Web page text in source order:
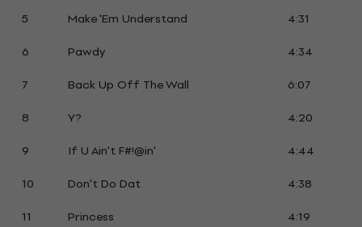
5
Make 'Em Understand
4:31
6
Pawdy
4:34
7
Back Up Off The Wall
6:07
8
Y?
4:20
9
If U Ain't F#!@in'
4:44
10
Don't Do Dat
4:38
11
Princess
4:19